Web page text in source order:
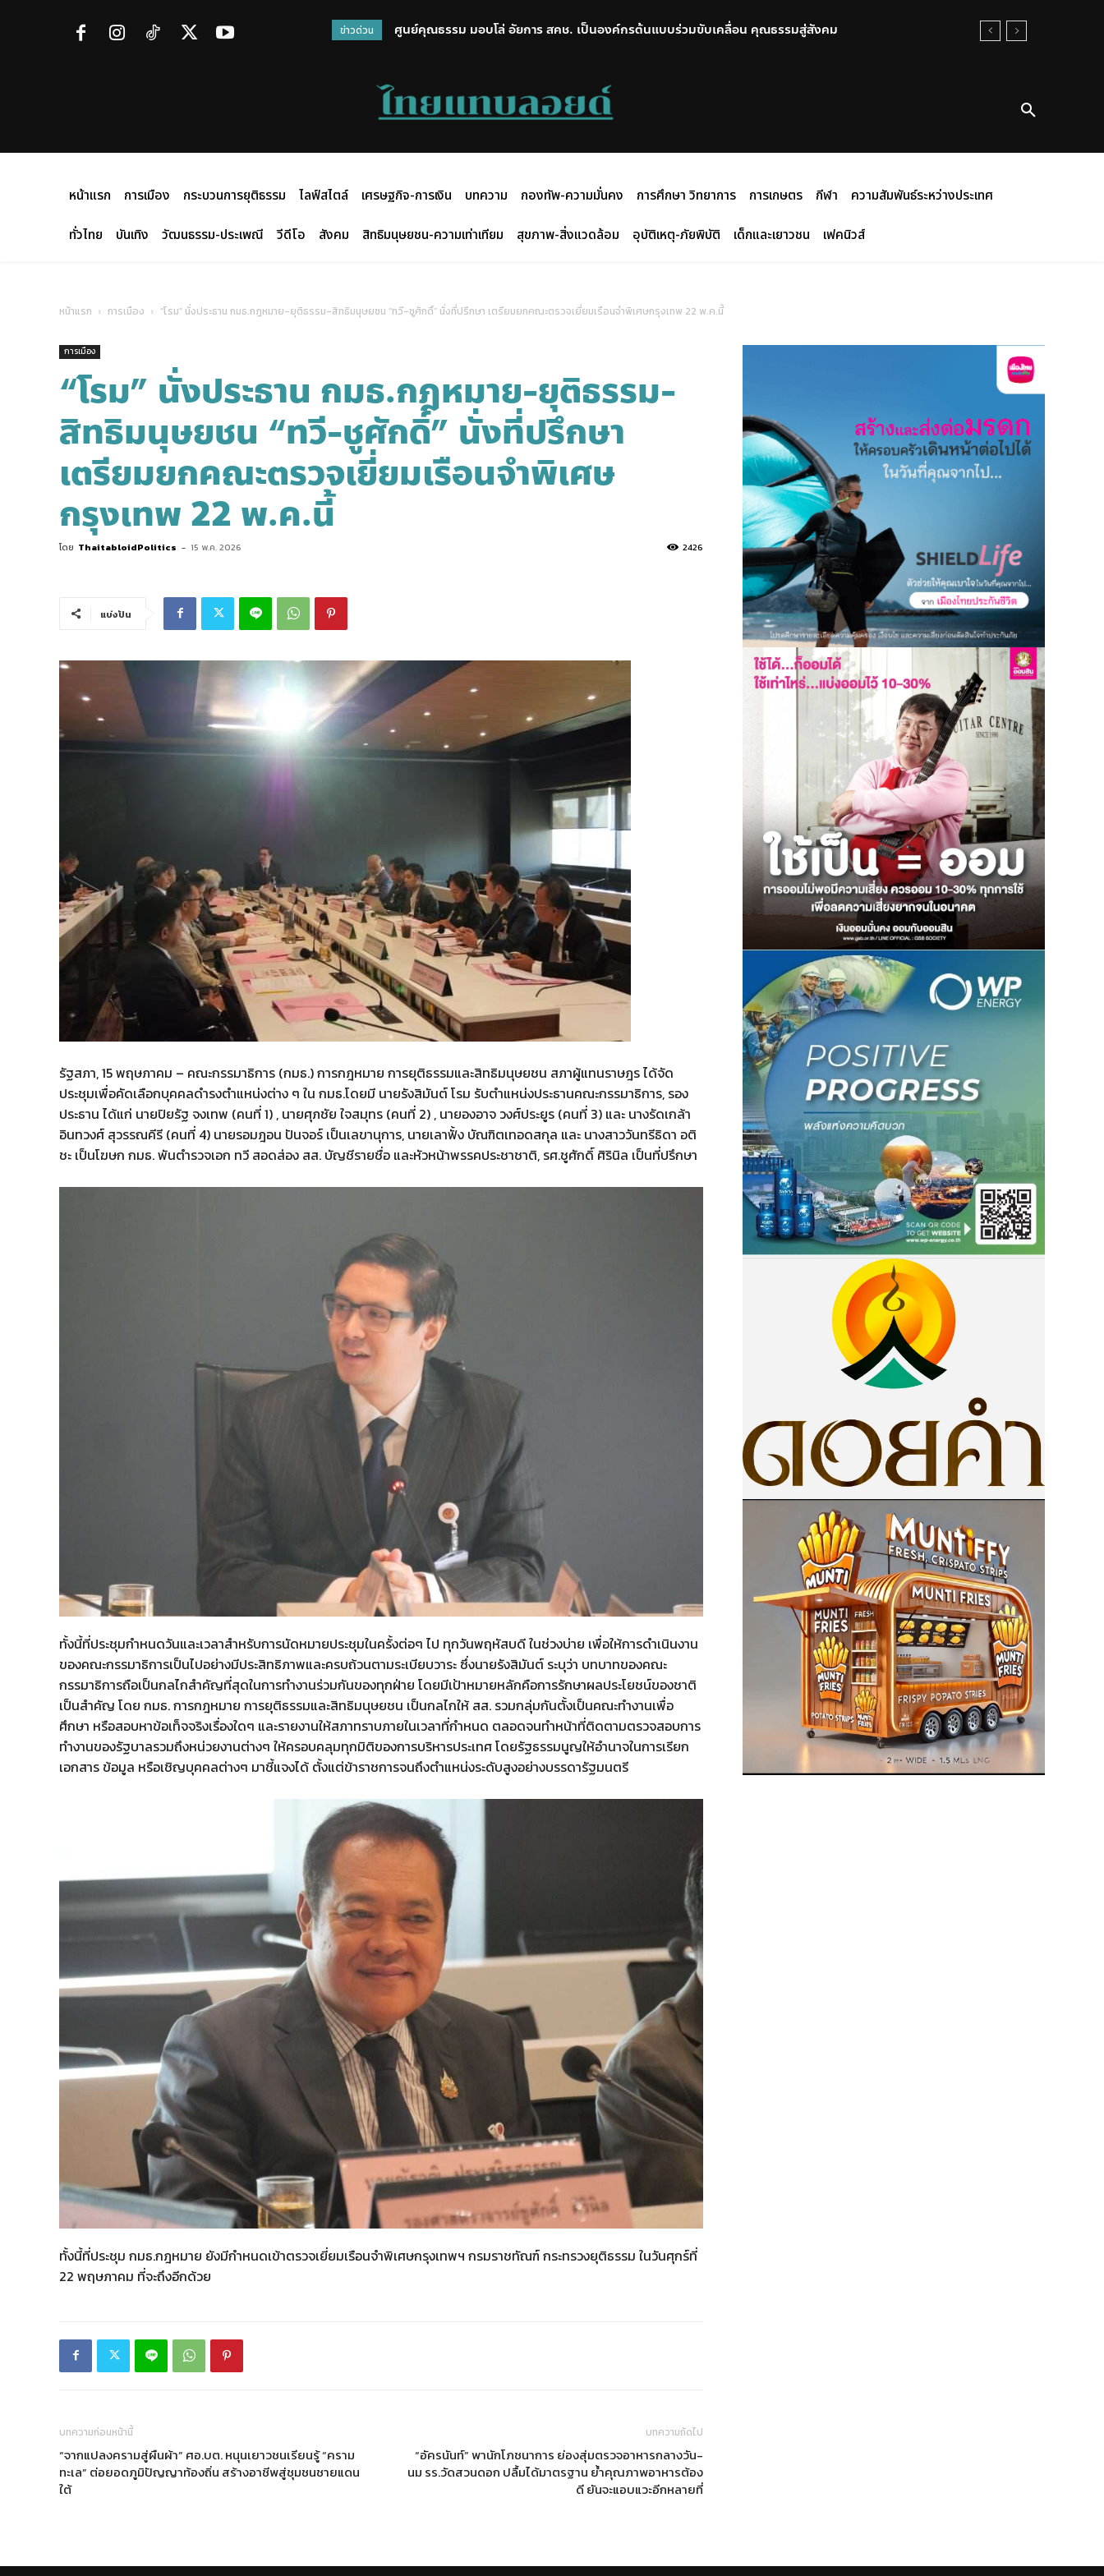
ข่าวด่วน ศูนย์คุณธรรม มอบโล่ อัยการ สคช. เป็นองค์กรต้นแบบร่วมขับเคลื่อน คุณธรรมสู่สังคม
“ยศชนัน” ร่วมพิธีรดน้ำศพ “ครูทิวาพร” เหยื่อเหตุสลด รร.เทพศิรินทร์ นนทบุรี พร้อมให้กำลังใจ
หน้าแรก การเมือง กระบวนการยุติธรรม ไลฟ์สไตล์ เศรษฐกิจ-การเงิน บทความ กองทัพ-ความมั่นคง การศึกษา วิทยาการ การเกษตร กีฬา
ความสัมพันธ์ระหว่างประเทศ
ทั่วไทย
บันเทิง วัฒนธรรม-ประเพณี วีดีโอ สังคม สิทธิมนุษยชน-ความเท่าเทียม สุขภาพ-สิ่งแวดล้อม อุบัติเหตุ-ภัยพิบัติ เด็กและเยาวชน เฟคนิวส์
หน้าแรก การเมือง “โรม” นั่งประธาน กมธ.กฎหมาย-ยุติธรรม-สิทธิมนุษยชน “ทวี-ชูศักดิ์” นั่งที่ปรึกษา เตรียมยกคณะตรวจเยี่ยมเรือนจำพิเศษกรุงเทพ 22 พ.ค.นี้
การเมือง
“โรม” นั่งประธาน กมธ.กฎหมาย-ยุติธรรม-
สิทธิมนุษยชน “ทวี-ชูศักดิ์” นั่งที่ปรึกษา
เตรียมยกคณะตรวจเยี่ยมเรือนจำพิเศษ
กรุงเทพ 22 พ.ค.นี้
โดย ThaitabloidPolitics - 15 พ.ค. 2026 2426
แบ่งปัน
รัฐสภา, 15 พฤษภาคม – คณะกรรมาธิการ (กมธ.) การกฎหมาย การยุติธรรมและสิทธิมนุษยชน สภาผู้แทนราษฎร ได้จัด
ประชุมเพื่อคัดเลือกบุคคลดำรงตำแหน่งต่าง ๆ ใน กมธ.โดยมี นายรังสิมันต์ โรม รับตำแหน่งประธานคณะกรรมาธิการ, รอง
ประธาน ได้แก่ นายปิยรัฐ จงเทพ (คนที่ 1) , นายศุภชัย ใจสมุทร (คนที่ 2) , นายองอาจ วงศ์ประยูร (คนที่ 3) และ นางรัดเกล้า
อินทวงศ์ สุวรรณคีรี (คนที่ 4) นายรอมฎอน ปันจอร์ เป็นเลขานุการ, นายเลาฟั้ง บัณฑิตเทอดสกุล และ นางสาววันทรีธิดา อติ
ชะ เป็นโฆษก กมธ. พันตำรวจเอก ทวี สอดส่อง สส. บัญชีรายชื่อ และหัวหน้าพรรคประชาชาติ, รศ.ชูศักดิ์ ศิรินิล เป็นที่ปรึกษา
ทั้งนี้ที่ประชุมกำหนดวันและเวลาสำหรับการนัดหมายประชุมในครั้งต่อๆ ไป ทุกวันพฤหัสบดี ในช่วงบ่าย เพื่อให้การดำเนินงาน
ของคณะกรรมาธิการเป็นไปอย่างมีประสิทธิภาพและครบถ้วนตามระเบียบวาระ ซึ่งนายรังสิมันต์ ระบุว่า บทบาทของคณะ
กรรมาธิการถือเป็นกลไกสำคัญที่สุดในการทำงานร่วมกันของทุกฝ่าย โดยมีเป้าหมายหลักคือการรักษาผลประโยชน์ของชาติ
เป็นสำคัญ โดย กมธ. การกฎหมาย การยุติธรรมและสิทธิมนุษยชน เป็นกลไกให้ สส. รวมกลุ่มกันตั้งเป็นคณะทำงานเพื่อ
ศึกษา หรือสอบหาข้อเท็จจริงเรื่องใดๆ และรายงานให้สภาทราบภายในเวลาที่กำหนด ตลอดจนทำหน้าที่ติดตามตรวจสอบการ
ทำงานของรัฐบาลรวมถึงหน่วยงานต่างๆ ให้ครอบคลุมทุกมิติของการบริหารประเทศ โดยรัฐธรรมนูญให้อำนาจในการเรียก
เอกสาร ข้อมูล หรือเชิญบุคคลต่างๆ มาชี้แจงได้ ตั้งแต่ข้าราชการจนถึงตำแหน่งระดับสูงอย่างบรรดารัฐมนตรี
ทั้งนี้ที่ประชุม กมธ.กฎหมาย ยังมีกำหนดเข้าตรวจเยี่ยมเรือนจำพิเศษกรุงเทพฯ กรมราชทัณฑ์ กระทรวงยุติธรรม ในวันศุกร์ที่
22 พฤษภาคม ที่จะถึงอีกด้วย
บทความก่อนหน้านี้
“จากแปลงครามสู่ผืนผ้า” ศอ.บต. หนุนเยาวชนเรียนรู้ “คราม
ทะเล” ต่อยอดภูมิปัญญาท้องถิ่น สร้างอาชีพสู่ชุมชนชายแดน
ใต้
บทความถัดไป
“อัครนันท์” พานักโภชนาการ ย่องสุ่มตรวจอาหารกลางวัน-
นม รร.วัดสวนดอก ปลื้มได้มาตรฐาน ย้ำคุณภาพอาหารต้อง
ดี ยันจะแอบแวะอีกหลายที่